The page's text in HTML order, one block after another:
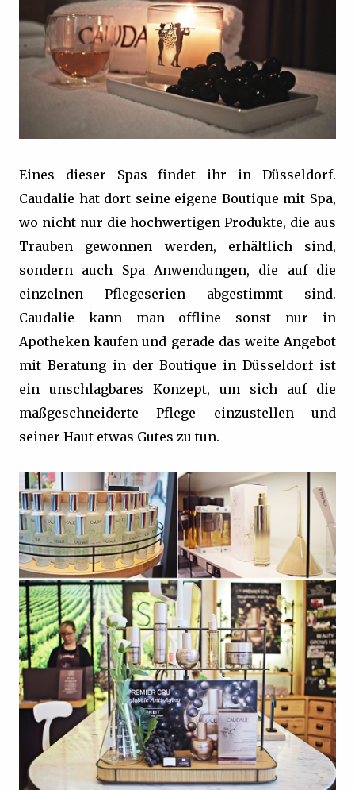
Eines dieser Spas findet ihr in Düsseldorf.
Caudalie hat dort seine eigene Boutique mit Spa,
wo nicht nur die hochwertigen Produkte, die aus
Trauben gewonnen werden, erhältlich sind,
sondern auch Spa Anwendungen, die auf die
einzelnen Pflegeserien abgestimmt sind.
Caudalie kann man offline sonst nur in
Apotheken kaufen und gerade das weite Angebot
mit Beratung in der Boutique in Düsseldorf ist
ein unschlagbares Konzept, um sich auf die
maßgeschneiderte Pflege einzustellen und
seiner Haut etwas Gutes zu tun.